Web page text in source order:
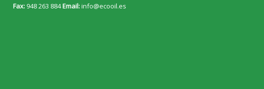
Fax: 948 263 884Email:info@ecooil.es